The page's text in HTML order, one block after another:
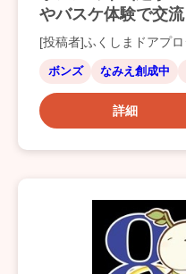
やバスケ体験で交流
[投稿者]ふくしまドアプ
ボンズ なみえ創成中
詳細